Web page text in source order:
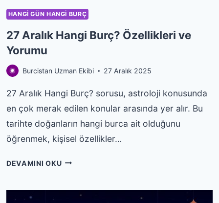
HANGI GÜN HANGI BURÇ
27 Aralık Hangi Burç? Özellikleri ve
Yorumu
Burcistan Uzman Ekibi 27 Aralık 2025
27 Aralık Hangi Burç? sorusu, astroloji konusunda
en çok merak edilen konular arasında yer alır. Bu
tarihte doğanların hangi burca ait olduğunu
öğrenmek, kişisel özellikler…
DEVAMINI OKU27
BURÇ?